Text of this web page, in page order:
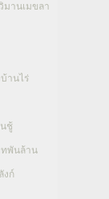
วิมานเมขลา
บ้านไร่
ชู้
ทพันล้าน
งก์